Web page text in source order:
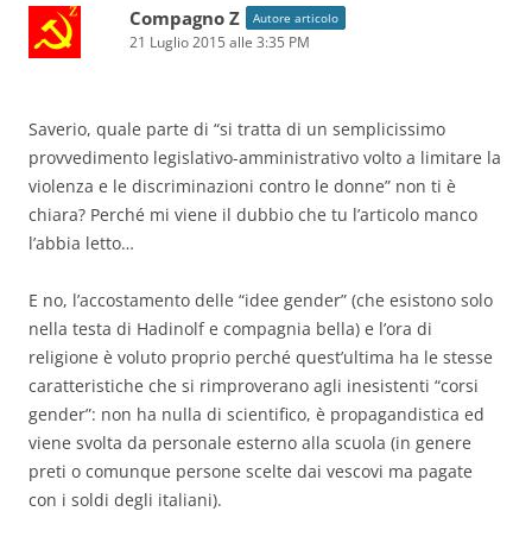
Compagno Z Autore articolo
21 Luglio 2015 alle 3:35 PM
Saverio, quale parte di “si tratta di un semplicissimo
provvedimento legislativo-amministrativo volto a limitare la
violenza e le discriminazioni contro le donne” non ti è
chiara? Perché mi viene il dubbio che tu l’articolo manco
l’abbia letto…
E no, l’accostamento delle “idee gender” (che esistono solo
nella testa di Hadinolf e compagnia bella) e l’ora di
religione è voluto proprio perché quest’ultima ha le stesse
caratteristiche che si rimproverano agli inesistenti “corsi
gender”: non ha nulla di scientifico, è propagandistica ed
viene svolta da personale esterno alla scuola (in genere
preti o comunque persone scelte dai vescovi ma pagate
con i soldi degli italiani).